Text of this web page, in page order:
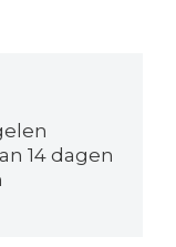
14 dagen